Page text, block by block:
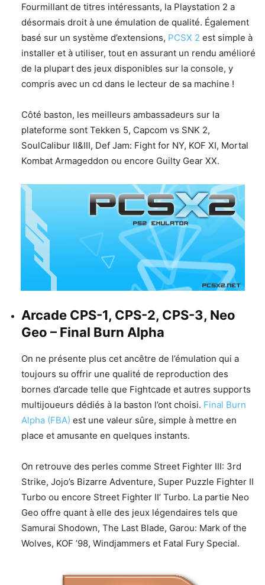
Fourmillant de titres intéressants, la Playstation 2 a
désormais droit à une émulation de qualité. Également
basé sur un système d’extensions, PCSX 2 est simple à
installer et à utiliser, tout en assurant un rendu amélioré
de la plupart des jeux disponibles sur la console, y
compris avec un cd dans le lecteur de sa machine !
Côté baston, les meilleurs ambassadeurs sur la
plateforme sont Tekken 5, Capcom vs SNK 2,
SoulCalibur II&III, Def Jam: Fight for NY, KOF XI, Mortal
Kombat Armageddon ou encore Guilty Gear XX.
Arcade CPS-1, CPS-2, CPS-3, Neo
Geo – Final Burn Alpha
On ne présente plus cet ancêtre de l’émulation qui a
toujours su offrir une qualité de reproduction des
bornes d’arcade telle que Fightcade et autres supports
multijoueurs dédiés à la baston l’ont choisi. Final Burn
Alpha (FBA) est une valeur sûre, simple à mettre en
place et amusante en quelques instants.
On retrouve des perles comme Street Fighter III: 3rd
Strike, Jojo’s Bizarre Adventure, Super Puzzle Fighter II
Turbo ou encore Street Fighter II’ Turbo. La partie Neo
Geo offre quant à elle des jeux légendaires tels que
Samurai Shodown, The Last Blade, Garou: Mark of the
Wolves, KOF ’98, Windjammers et Fatal Fury Special.